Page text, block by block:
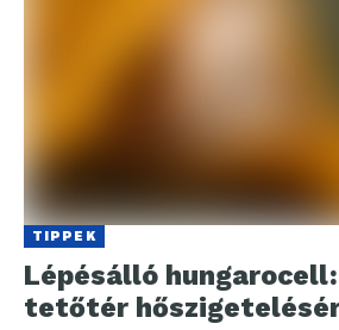
TIPPEK
Lépésálló
tetőtér